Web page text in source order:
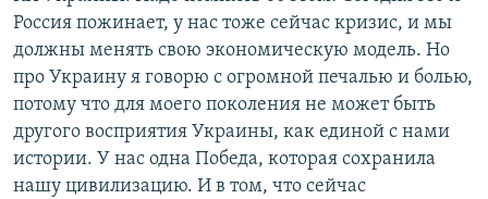
Россия пожинает, у нас тоже сейчас кризис, и мы
должны менять свою экономическую модель. Но
про Украину я говорю с огромной печалью и болью,
потому что для моего поколения не может быть
другого восприятия Украины, как единой с нами
истории. У нас одна Победа, которая сохранила
нашу цивилизацию. И в том, что сейчас